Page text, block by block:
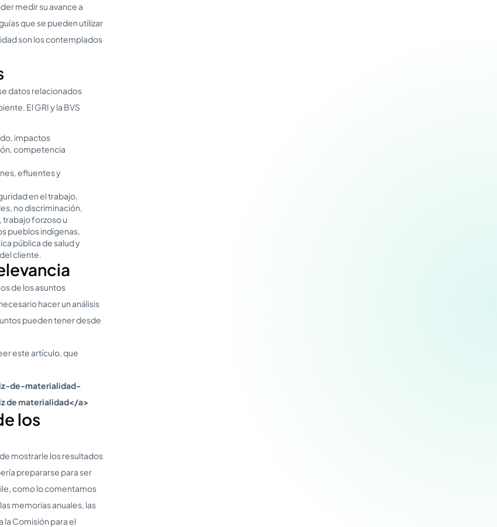
medir su avance a
que se pueden utilizar
son los contemplados
datos relacionados
El GRI y la BVS
impactos
competencia
efluentes y
en el trabajo,
no discriminación,
forzoso u
pueblos indígenas,
pública de salud y
cliente.
de los asuntos
hacer un análisis
pueden tener desde
este artículo, que
de-materialidad-
de materialidad</a>
los
mostrarle los resultados
prepararse para ser
como lo comentamos
memorias anuales, las
Comisión para el